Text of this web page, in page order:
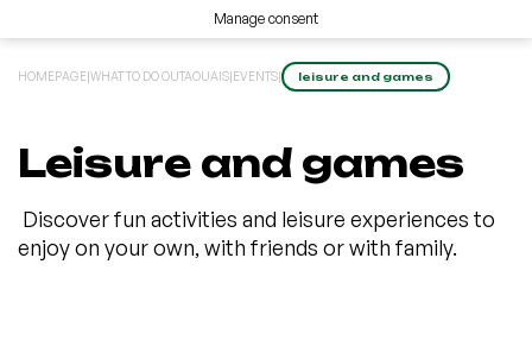
Manage consent
HOMEPAGE|WHAT TO DO OUTAOUAIS|EVENTS| leisure and games
Leisure and games
Discover fun activities and leisure experiences to
enjoy on your own, with friends or with family.